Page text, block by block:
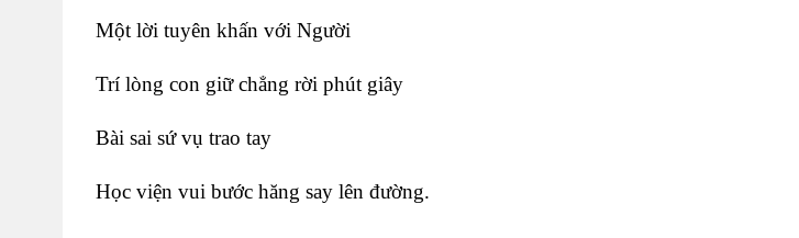
Một lời tuyên khấn với Người
Trí lòng con giữ chẳng rời phút giây
Bài sai sứ vụ trao tay
Học viện vui bước hăng say lên đường.